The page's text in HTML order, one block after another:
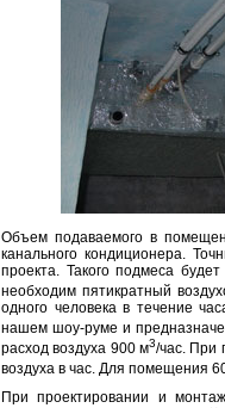
Объем подаваемого в
канального кондиционера.
проекта. Такого подмеса
необходим пятикратный
одного человека в течение
нашем шоу-руме и
расход воздуха 900 м3/час. При
воздуха в час. Для помещения
При проектировании и